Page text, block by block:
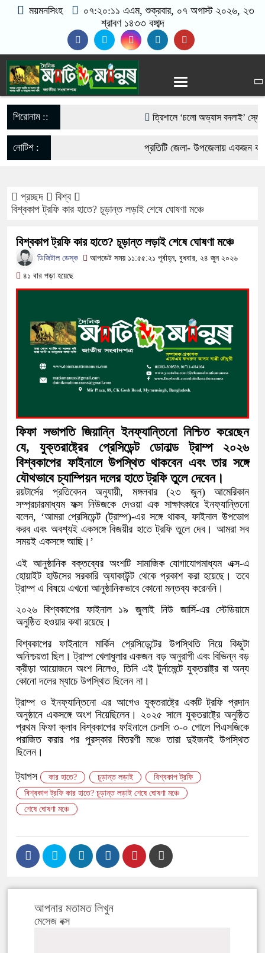
ময়মনসিংহ ০৭:২০:১২ এএম, শুক্রবার, ০৭ অগাস্ট ২০২৬, ২৩
শ্রাবণ ১৪৩৩ বঙ্গাব্দ
শিরোনাম :: ‎ত্রিশালে ‘চলো অভ্যাস বদলাই’
আওয়ামী লীগের নিষেধাজ্ঞা প্রত্যাহারের
দুর্ভোগে হাজারো মানুষ
কালীগঞ্জে মাদকসেবীকে কারাদণ্ড ও
আওয়ামী লীগ আমলে এক তৃতীয়াংশ অর্থ
বিপাকে জানিয়েছে গভর্নর
সরকারকে ব্যর্থ করতে দেশের বিরুদ্ধে
দেশের বাজারে ফের বড় ধাক্কা: এক লাফে
বিচার প্রক্রিয়া শুরু: হাছান-নওফেলসহ
নোটিশ : প্রতিটি জেলা- উপজেলায় একজন
প্রচ্ছদ
বিশ্ব
বিশ্বকাপ ট্রফি কার হাতে? চূড়ান্ত লড়াই শেষে ঘোষণা মঞ্চে
বিশ্বকাপ ট্রফি কার হাতে? চূড়ান্ত লড়াই শেষে ঘোষণা মঞ্চে
ডিজিটাল ডেস্ক
আপডেট সময় ১১:৫৫:২১ পূর্বাহ্ন, বুধবার, ২৪ জুন ২০২৬
৪১ বার পড়া হয়েছে
ফিফা সভাপতি জিয়ান্নি ইনফ্যান্তিনো নিশ্চিত করেছেন
যে, যুক্তরাষ্ট্রের প্রেসিডেন্ট ডোনাল্ড ট্রাম্প ২০২৬
বিশ্বকাপের ফাইনালে উপস্থিত থাকবেন এবং তার সঙ্গে
যৌথভাবে চ্যাম্পিয়ন দলের হাতে ট্রফি তুলে দেবেন।
রয়টার্সের প্রতিবেদন অনুযায়ী, মঙ্গলবার (২৩ জুন) আমেরিকান
সম্প্রচারমাধ্যম ফক্স নিউজকে দেওয়া এক সাক্ষাৎকারে ইনফ্যান্তিনো
বলেন, ‘আমরা প্রেসিডেন্ট (ট্রাম্প)-এর সঙ্গে থাকব, ফাইনাল উপভোগ
করব এবং অবশ্যই একসঙ্গে বিজয়ীর হাতে ট্রফি তুলে দেব। আমরা সব
সময়ই একসঙ্গে আছি।’
এই আনুষ্ঠানিক বক্তব্যের অংশটি সামাজিক যোগাযোগমাধ্যম এক্স-এ
হোয়াইট হাউসের সরকারি অ্যাকাউন্ট থেকে প্রকাশ করা হয়েছে। তবে
ট্রাম্প এ বিষয়ে এখনো আনুষ্ঠানিকভাবে কোনো মন্তব্য করেননি।
২০২৬ বিশ্বকাপের ফাইনাল ১৯ জুলাই নিউ জার্সি-এর স্টেডিয়ামে
অনুষ্ঠিত হওয়ার কথা রয়েছে।
বিশ্বকাপের ফাইনালে মার্কিন প্রেসিডেন্টের উপস্থিতি নিয়ে কিছুটা
অনিশ্চয়তা ছিল। ট্রাম্প খেলাধুলার একজন বড় অনুরাগী এবং বিভিন্ন বড়
ক্রীড়া আয়োজনে অংশ নিলেও, তিনি এই টুর্নামেন্টে যুক্তরাষ্ট্র বা অন্য
কোনো দলের ম্যাচে উপস্থিত ছিলেন না।
ট্রাম্প ও ইনফ্যান্তিনো এর আগেও যুক্তরাষ্ট্রে একটি ট্রফি প্রদান
অনুষ্ঠানে একসঙ্গে অংশ নিয়েছিলেন। ২০২৫ সালে যুক্তরাষ্ট্রে অনুষ্ঠিত
প্রথম ফিফা ক্লাব বিশ্বকাপের ফাইনালে চেলসি ৩-০ গোলে পিএসজিকে
পরাজিত করার পর পুরস্কার বিতরণী মঞ্চে তারা দুইজনই উপস্থিত
ছিলেন।
ট্যাগস কার হাতে? চূড়ান্ত লড়াই
বিশ্বকাপ ট্রফি
বিশ্বকাপ ট্রফি কার হাতে? চূড়ান্ত লড়াই শেষে ঘোষণা মঞ্চে
শেষে ঘোষণা মঞ্চে
আপনার মতামত লিখুন
মেসেজ বক্স